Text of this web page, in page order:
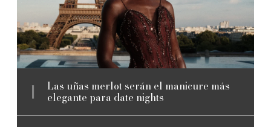
Las uñas merlot serán el manicure más
elegante para date nights